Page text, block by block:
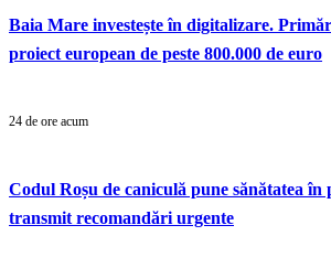
Baia Mare investește în digitalizare.
proiect european de peste 800.000 de euro
24 de ore acum
Codul Roșu de caniculă pune sănătatea
transmit recomandări urgente